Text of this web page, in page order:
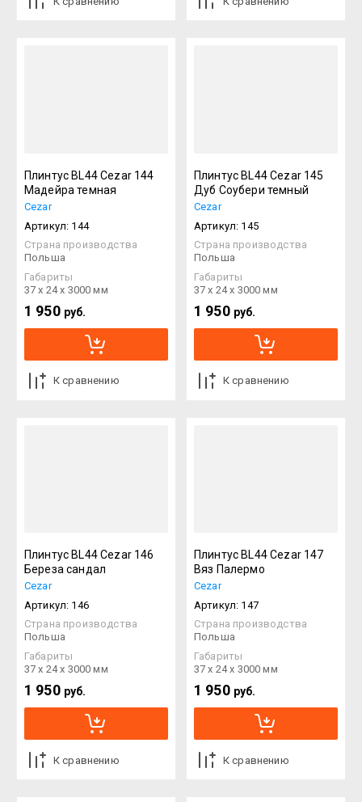
Плинтус BL44 Cezar 144
Мадейра темная
Cezar
Артикул: 144
Страна производства
Польша
Габариты
37 х 24 х 3000 мм
1 950 руб.
К сравнению
Плинтус BL44 Cezar 145
Дуб Соубери темный
Cezar
Артикул: 145
Страна производства
Польша
Габариты
37 х 24 х 3000 мм
1 950 руб.
К сравнению
Плинтус BL44 Cezar 146
Береза сандал
Cezar
Артикул: 146
Страна производства
Польша
Габариты
37 х 24 х 3000 мм
1 950 руб.
К сравнению
Плинтус BL44 Cezar 147
Вяз Палермо
Cezar
Артикул: 147
Страна производства
Польша
Габариты
37 х 24 х 3000 мм
1 950 руб.
К сравнению